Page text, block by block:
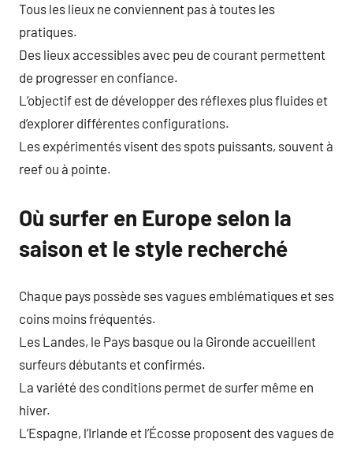
Tous les lieux ne conviennent pas à toutes les
pratiques.
Des lieux accessibles avec peu de courant permettent
de progresser en confiance.
L’objectif est de développer des réflexes plus fluides et
d’explorer différentes configurations.
Les expérimentés visent des spots puissants, souvent à
reef ou à pointe.
Où surfer en Europe selon la
saison et le style recherché
Chaque pays possède ses vagues emblématiques et ses
coins moins fréquentés.
Les Landes, le Pays basque ou la Gironde accueillent
surfeurs débutants et confirmés.
La variété des conditions permet de surfer même en
hiver.
L’Espagne, l’Irlande et l’Écosse proposent des vagues de